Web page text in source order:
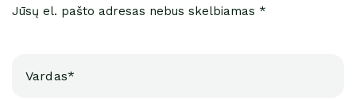
Jūsų el. pašto adresas nebus skelbiamas *